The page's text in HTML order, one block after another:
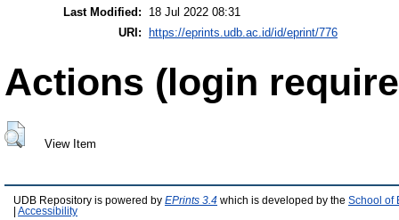
Last Modified:
18 Jul 2022 08:31
URI: https://eprints.udb.ac.id/id/eprint/776
Actions (login
View Item
UDB Repository is powered by EPrints 3.4 which is developed by the School of
Accessibility